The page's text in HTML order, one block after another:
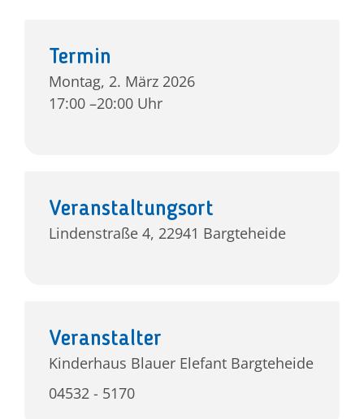
Termin
Montag, 2. März 2026
17:00 –20:00 Uhr
Veranstaltungsort
Lindenstraße 4, 22941 Bargteheide
Veranstalter
Kinderhaus Blauer Elefant Bargteheide
04532 - 5170